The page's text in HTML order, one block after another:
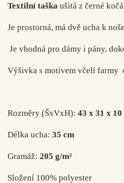
Textilní taška ušitá z černé
Je prostorná, má dvě ucha k
Je vhodná pro dámy i pány,
Výšivka s motivem včelí farmy
Rozměry (ŠxVxH): 43 x 31 x 10
Délka ucha: 35 cm
Gramáž: 205 g/m²
Složení 100% polyester